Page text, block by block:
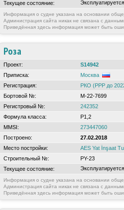
Текущее состояние:
Эксплуатируется
Информация о судне указана на основании
Администрация сайта никак не связана с
Приведённая здесь информация может быть
Роза
Проект:
S14942
Приписка:
Москва
Регистрация:
РКО (РРР до
Бортовой №:
М-22-7699
Регистровый №:
242352
Формула класса:
Р1,2
MMSI:
273447060
Построено:
27.02.2018
Место постройки:
AES Yat İnşaat
Строительный №:
PY-23
Текущее состояние:
Эксплуатируется
Информация о судне указана на основании
Администрация сайта никак не связана с
Приведённая здесь информация может быть